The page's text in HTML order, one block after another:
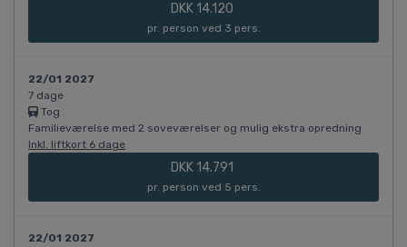
DKK 14.120
pr. person ved 3 pers.
22/01 2027
7 dage
Tog
Familieværelse med 2 soveværelser og mulig ekstra opredning
Inkl. liftkort 6 dage
DKK 14.791
pr. person ved 5 pers.
22/01 2027